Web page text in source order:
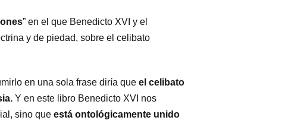
” en el que Benedicto XVI y el
y de piedad, sobre el celibato
en una sola frase diría que el celibato
Y en este libro Benedicto XVI nos
sino que está ontológicamente unido